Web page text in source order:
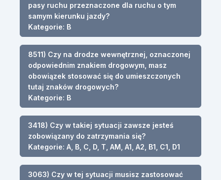
pasy ruchu przeznaczone dla ruchu o tym
samym kierunku jazdy?
Kategorie: B
8511) Czy na drodze wewnętrznej, oznaczonej
odpowiednim znakiem drogowym, masz
obowiązek stosować się do umieszczonych
tutaj znaków drogowych?
Kategorie: B
3418) Czy w takiej sytuacji zawsze jesteś
zobowiązany do zatrzymania się?
Kategorie: A, B, C, D, T, AM, A1, A2, B1, C1, D1
3063) Czy w tej sytuacji musisz zastosować